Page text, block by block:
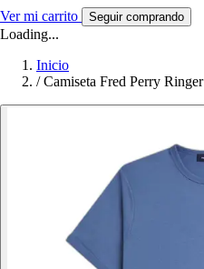
Ver mi carrito Seguir comprando
Loading...
Inicio
/ Camiseta Fred Perry Ringer